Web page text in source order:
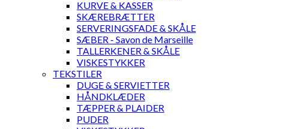
KURVE & KASSER
SKÆREBRÆTTER
SERVERINGSFADE & SKÅLE
SÆBER - Savon de Marseille
TALLERKENER & SKÅLE
VISKESTYKKER
TEKSTILER
DUGE & SERVIETTER
HÅNDKLÆDER
TÆPPER & PLAIDER
PUDER